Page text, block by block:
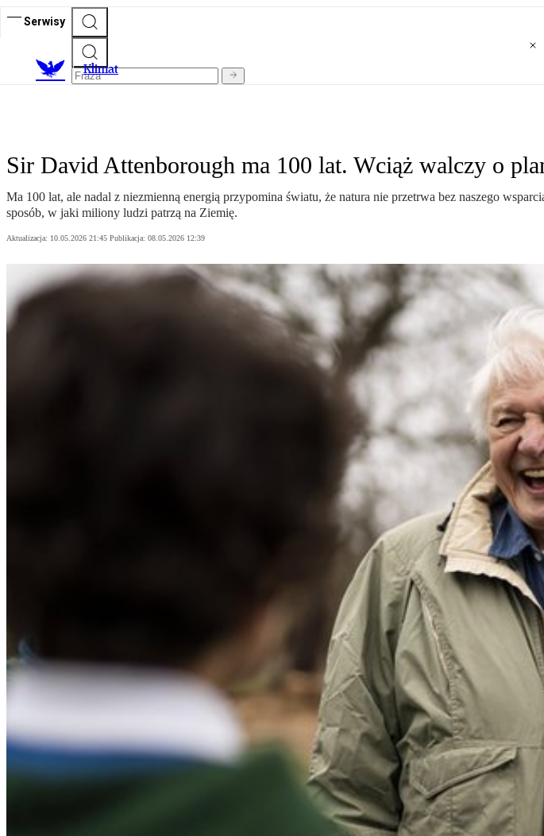
Serwisy
Klimat
Sir David Attenborough ma 100 lat. Wciąż walczy o
Ma 100 lat, ale nadal z niezmienną energią przypomina światu, że natura nie przetrwa bez naszego
sposób, w jaki miliony ludzi patrzą na Ziemię.
Aktualizacja: 10.05.2026 21:45 Publikacja: 08.05.2026 12:39